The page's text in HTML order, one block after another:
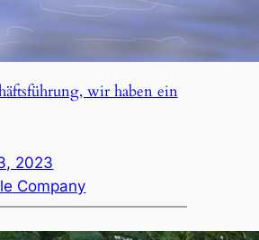
wir haben ein
2023
Company